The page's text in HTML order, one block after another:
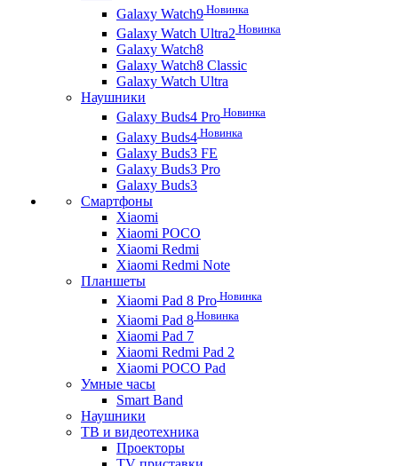
Galaxy Watch9 Новинка
Galaxy Watch Ultra2 Новинка
Galaxy Watch8
Galaxy Watch8 Classic
Galaxy Watch Ultra
Наушники
Galaxy Buds4 Pro Новинка
Galaxy Buds4 Новинка
Galaxy Buds3 FE
Galaxy Buds3 Pro
Galaxy Buds3
Смартфоны
Xiaomi
Xiaomi POCO
Xiaomi Redmi
Xiaomi Redmi Note
Планшеты
Xiaomi Pad 8 Pro Новинка
Xiaomi Pad 8 Новинка
Xiaomi Pad 7
Xiaomi Redmi Pad 2
Xiaomi POCO Pad
Умные часы
Smart Band
Наушники
ТВ и видеотехника
Проекторы